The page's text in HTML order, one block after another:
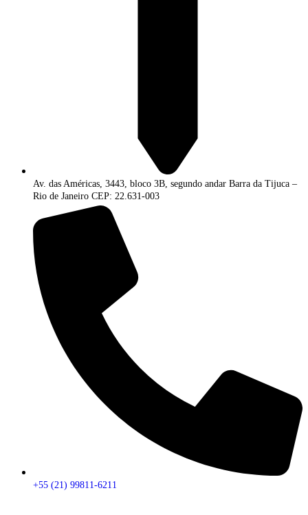
Av. das Américas, 3443, bloco 3B, segundo andar Barra da Tijuca –
Rio de Janeiro CEP: 22.631-003
+55 (21) 99811-6211